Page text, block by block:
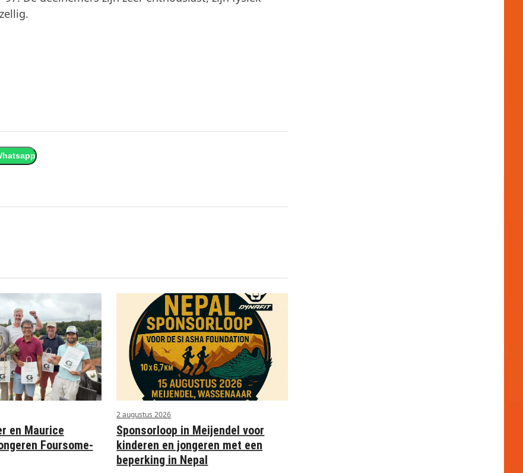
en Maurice
Foursome-
2 augustus 2026
Sponsorloop in Meijendel voor
kinderen en jongeren met een
beperking in Nepal